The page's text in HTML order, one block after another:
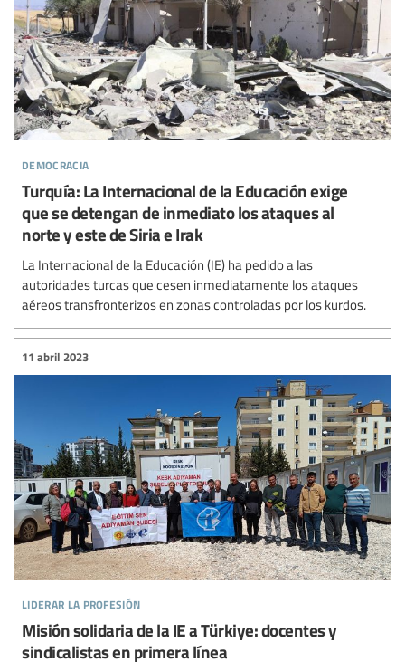
democracia
Turquía: La Internacional de la Educación exige
que se detengan de inmediato los ataques al
norte y este de Siria e Irak
La Internacional de la Educación (IE) ha pedido a las
autoridades turcas que cesen inmediatamente los ataques
aéreos transfronterizos en zonas controladas por los kurdos.
liderar la profesión
11 abril 2023
Misión solidaria de la IE a Türkiye: docentes y
sindicalistas en primera línea